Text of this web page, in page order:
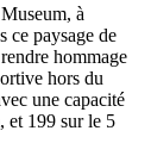
à
ce paysage de
hommage
hors du
une capacité
et 199 sur le 5